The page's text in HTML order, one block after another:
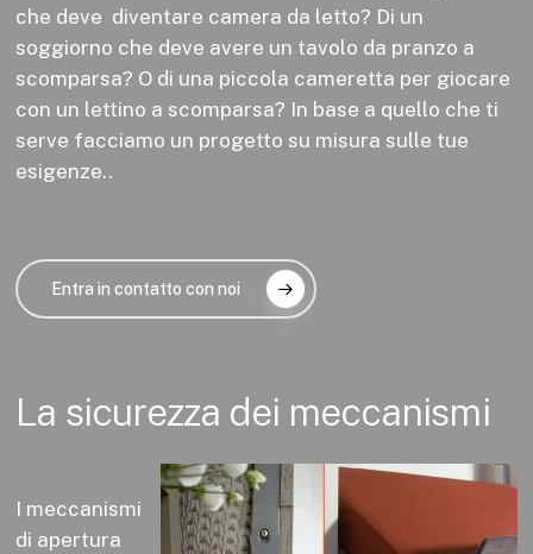
che deve diventare camera da letto? Di un
soggiorno che deve avere un tavolo da pranzo a
scomparsa? O di una piccola cameretta per giocare
con un lettino a scomparsa? In base a quello che ti
serve facciamo un progetto su misura sulle tue
esigenze..
Entra in contatto con noi
La sicurezza dei meccanismi
I meccanismi
di apertura